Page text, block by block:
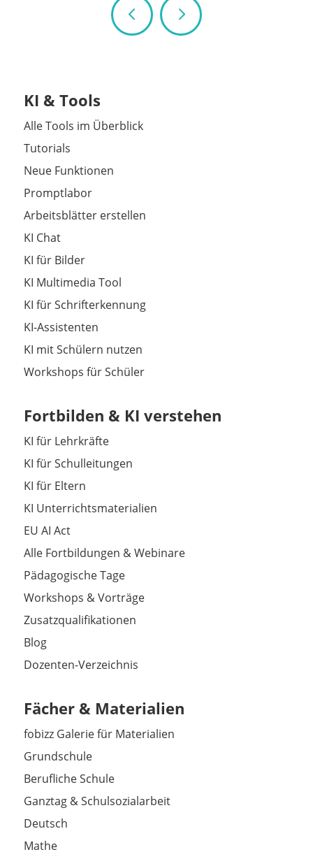
KI & Tools
Alle Tools im Überblick
Tutorials
Neue Funktionen
Promptlabor
Arbeitsblätter erstellen
KI Chat
KI für Bilder
KI Multimedia Tool
KI für Schrifterkennung
KI-Assistenten
KI mit Schülern nutzen
Workshops für Schüler
Fortbilden & KI verstehen
KI für Lehrkräfte
KI für Schulleitungen
KI für Eltern
KI Unterrichtsmaterialien
EU AI Act
Alle Fortbildungen & Webinare
Pädagogische Tage
Workshops & Vorträge
Zusatzqualifikationen
Blog
Dozenten-Verzeichnis
Fächer & Materialien
fobizz Galerie für Materialien
Grundschule
Berufliche Schule
Ganztag & Schulsozialarbeit
Deutsch
Mathe